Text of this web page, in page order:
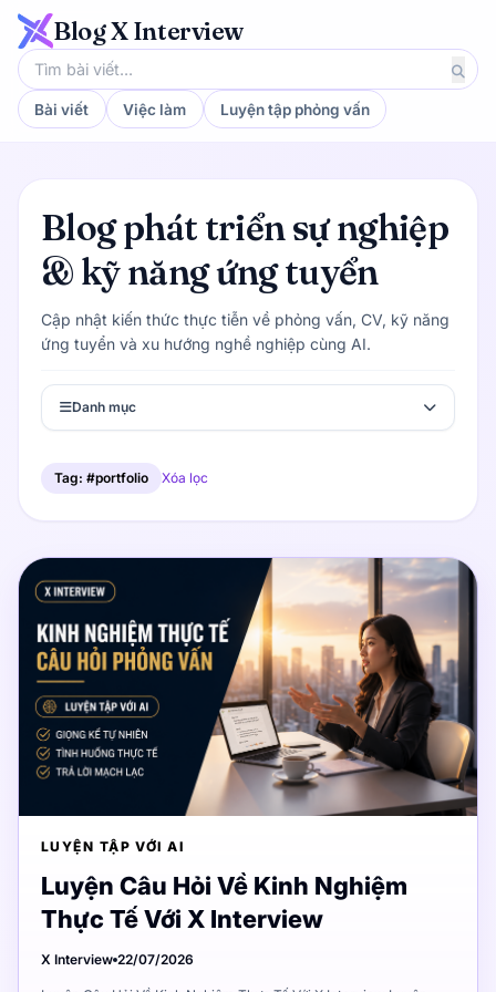
Blog X Interview
Bài viết Việc làm Luyện tập phỏng vấn
Blog phát triển sự nghiệp
& kỹ năng ứng tuyển
Cập nhật kiến thức thực tiễn về phỏng vấn, CV, kỹ năng
ứng tuyển và xu hướng nghề nghiệp cùng AI.
Danh mục
Tag: #portfolio Xóa lọc
LUYỆN TẬP VỚI AI
Luyện Câu Hỏi Về Kinh Nghiệm
Thực Tế Với X Interview
X Interview 22/07/2026